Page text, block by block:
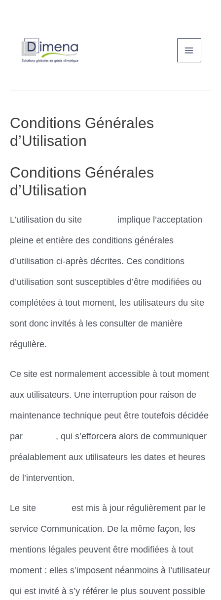
contenu
Main
Conditions Générales
d’Utilisation
Conditions Générales
d’Utilisation
L’utilisation du site
implique l’acceptation
pleine et entière des conditions générales
d’utilisation ci-après décrites. Ces conditions
d’utilisation sont susceptibles d’être modifiées ou
complétées à tout moment, les utilisateurs du site
sont donc invités à les consulter de manière
régulière.
Ce site est normalement accessible à tout moment
aux utilisateurs. Une interruption pour raison de
maintenance technique peut être toutefois décidée
par
, qui s’efforcera alors de communiquer
préalablement aux utilisateurs les dates et heures
de l’intervention.
Le site
est mis à jour régulièrement par le
service Communication. De la même façon, les
mentions légales peuvent être modifiées à tout
moment : elles s’imposent néanmoins à l’utilisateur
qui est invité à s’y référer le plus souvent possible